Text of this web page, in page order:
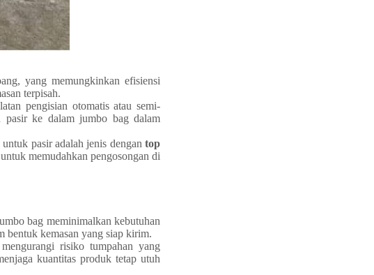
yang memungkinkan efisiensi
terpisah.
pengisian otomatis atau semi-
pasir ke dalam jumbo bag dalam
pasir adalah jenis dengantop
untuk memudahkan pengosongan di
bag meminimalkan kebutuhan
bentuk kemasan yang siap kirim.
risiko tumpahan yang
kuantitas produk tetap utuh